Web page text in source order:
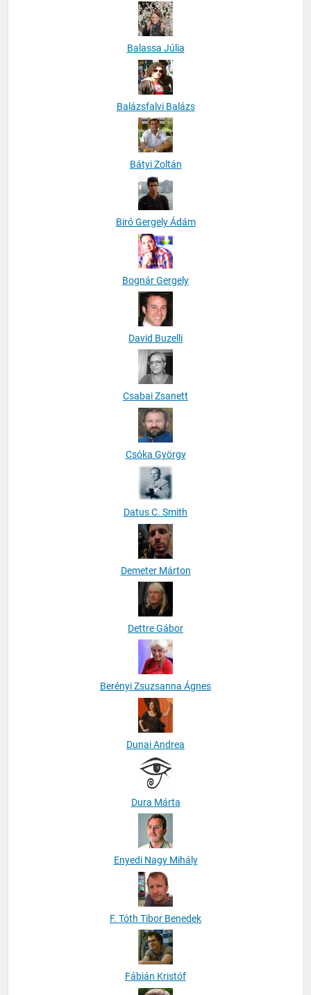
Balassa Júlia
Balázsfalvi Balázs
Bátyi Zoltán
Biró Gergely Ádám
Bognár Gergely
David Buzelli
Csabai Zsanett
Csóka György
Datus C. Smith
Demeter Márton
Dettre Gábor
Berényi Zsuzsanna Ágnes
Dunai Andrea
Dura Márta
Enyedi Nagy Mihály
F. Tóth Tibor Benedek
Fábián Kristóf